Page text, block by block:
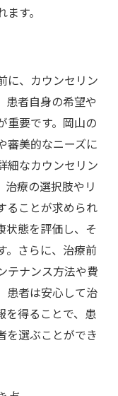
す。
に、カウンセリン
患者自身の希望や
重要です。岡山の
審美的なニーズに
細なカウンセリン
治療の選択肢やリ
ることが求められ
状態を評価し、そ
。さらに、治療前
テナンス方法や費
患者は安心して治
を得ることで、患
を選ぶことができ